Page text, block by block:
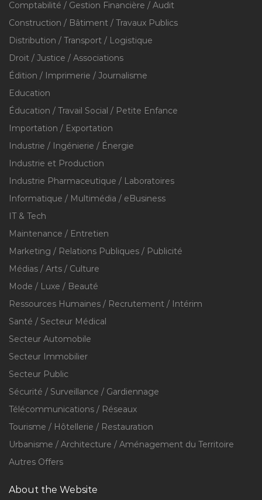
Comptabilité / Gestion Financière / Audit
Construction / Bâtiment / Travaux Publics
Distribution / Transport / Logistique
Droit / Justice / Associations
Édition / Imprimerie / Journalisme
Education
Éducation / Travail Social / Petite Enfance
Importation / Exportation
Industrie / Ingénierie / Énergie
Industrie et Production
Industrie Pharmaceutique / Laboratoires
Informatique / Multimédia / eBusiness
IT & Tech
Maintenance / Entretien
Marketing / Relations Publiques / Publicité
Médias / Arts / Culture
Mode / Luxe / Beauté
Ressources Humaines / Recrutement / Intérim
Santé / Secteur Médical
Secteur Automobile
Secteur Immobilier
Secteur Public
Sécurité / Surveillance / Gardiennage
Télécommunications / Réseaux
Tourisme / Hôtellerie / Restauration
Urbanisme / Architecture / Aménagement du Territoire
Autres Offers
About the Website